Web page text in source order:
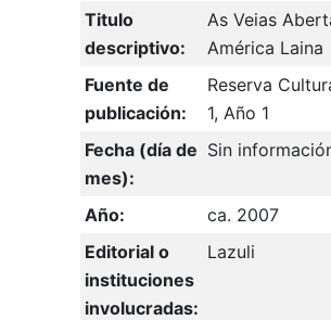
Titulo
descriptivo:
As Veias
América Laina
Fuente de
publicación:
Reserva
1, Año 1
Fecha (día de
mes):
Sin
Año:
ca. 2007
Editorial o
instituciones
involucradas:
Lazuli